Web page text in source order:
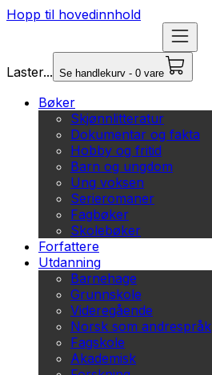
Hopp til hovedinnhold
Laster... Se handlekurv - 0 vare
Bøker
Skjønnlitteratur
Dokumentar og fakta
Hobby og fritid
Barn og ungdom
Ung voksen
Serieromaner
Fagbøker
Skolebøker
Forfattere
Utdanning
Barnehage
Grunnskole
Videregående
Norsk som andrespråk
Fagskole
Akademisk